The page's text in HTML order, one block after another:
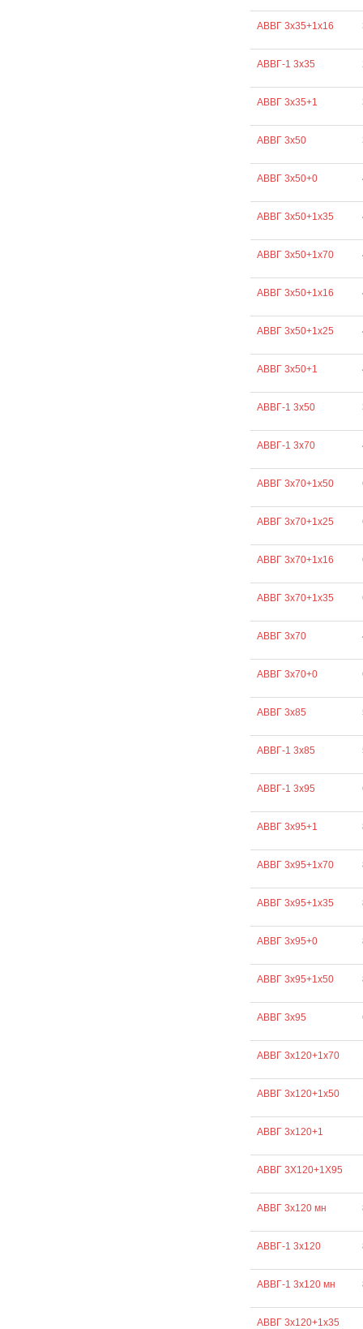
АВВГ 3х35+1х16
АВВГ-1 3х35
АВВГ 3х35+1
АВВГ 3х50
АВВГ 3х50+0
АВВГ 3х50+1х35
АВВГ 3х50+1х70
АВВГ 3х50+1х16
АВВГ 3х50+1х25
АВВГ 3х50+1
АВВГ-1 3х50
АВВГ-1 3х70
АВВГ 3х70+1х50
АВВГ 3х70+1х25
АВВГ 3х70+1х16
АВВГ 3х70+1х35
АВВГ 3х70
АВВГ 3х70+0
АВВГ 3х85
АВВГ-1 3х85
АВВГ-1 3х95
АВВГ 3х95+1
АВВГ 3х95+1х70
АВВГ 3х95+1х35
АВВГ 3х95+0
АВВГ 3х95+1х50
АВВГ 3х95
АВВГ 3х120+1х70
АВВГ 3х120+1х50
АВВГ 3х120+1
АВВГ 3Х120+1Х95
АВВГ 3х120 мн
АВВГ-1 3х120
АВВГ-1 3х120 мн
АВВГ 3х120+1х35